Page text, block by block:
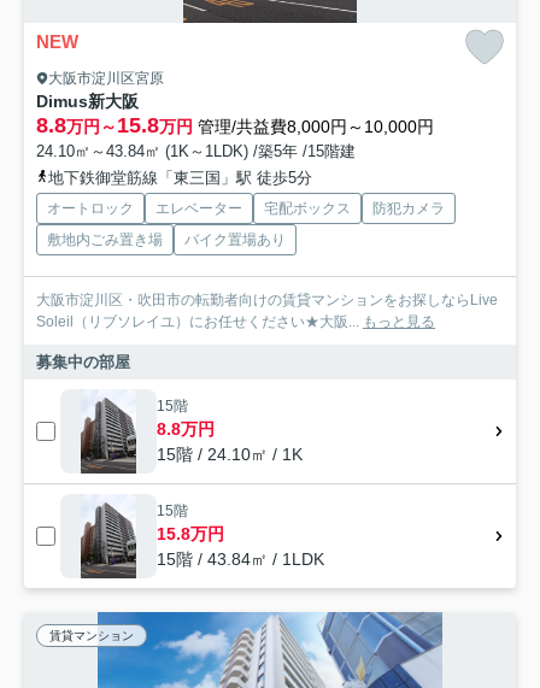
NEW
大阪市淀川区宮原
Dimus新大阪
8.8万円～15.8万円 管理/共益費8,000円～10,000円
24.10㎡～43.84㎡ (1K～1LDK) /築5年 /15階建
地下鉄御堂筋線「東三国」駅 徒歩5分
オートロック エレベーター 宅配ボックス
防犯カメラ
敷地内ごみ置き場
バイク置場あり
大阪市淀川区・吹田市の転勤者向けの賃貸マンションをお探しならLive
Soleil（リブソレイユ）にお任せください★大阪... もっと見る
募集中の部屋
15階
8.8万円
15階 / 24.10㎡ / 1K
15階
15.8万円
15階 / 43.84㎡ / 1LDK
賃貸マンション